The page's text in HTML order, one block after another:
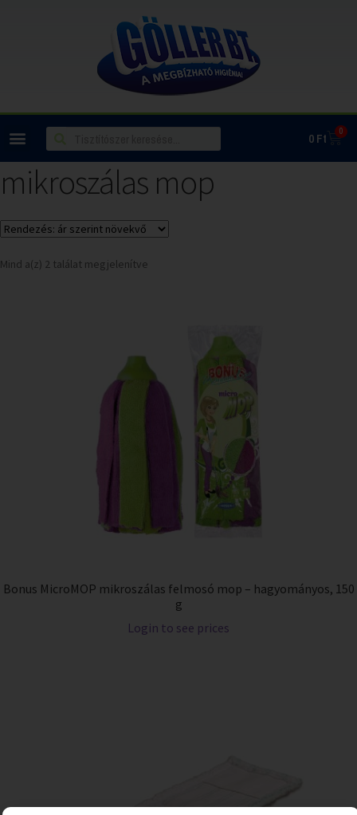
0Ft 0
mikroszálas mop
Mind a(z) 2 találat megjelenítve
Bonus MicroMOP mikroszálas felmosó mop – hagyományos, 150
g
Login to see prices